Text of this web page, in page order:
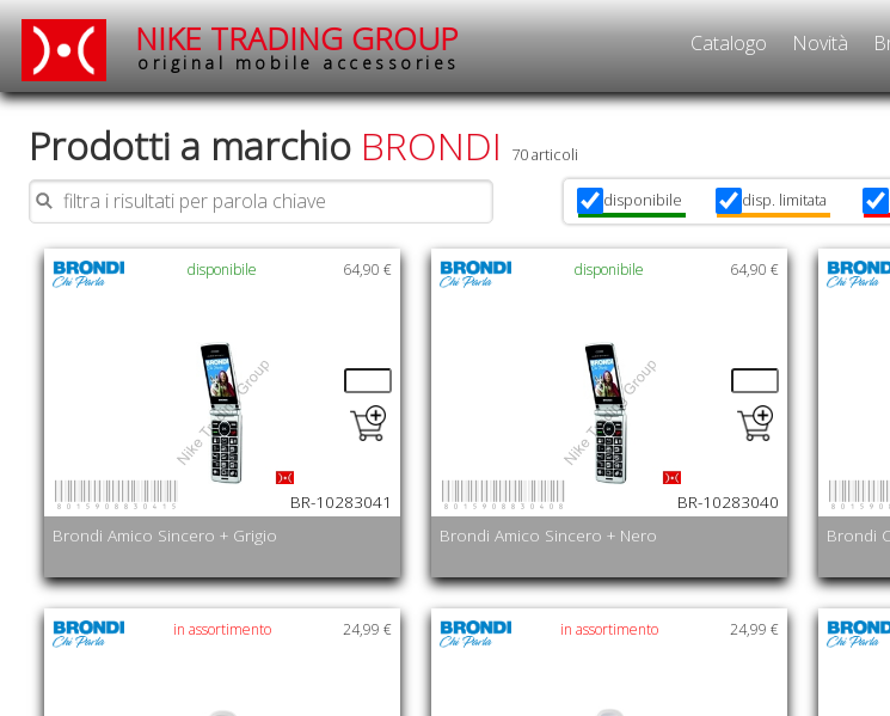
NIKE TRADING GROUP
original mobile accessories
Catalogo Novità
Prodotti a marchio BRONDI 70 articoli
disponibile
x
disp. limitata
x x
64,90 €
Brondi Amico Sincero + Grigio
disponibile
BR-10283041
8015908830415
64,90 €
Brondi Amico Sincero + Nero
disponibile
BR-10283040
8015908830408
Brondi
24,99 €
in assortimento 24,99 €
in assortimento